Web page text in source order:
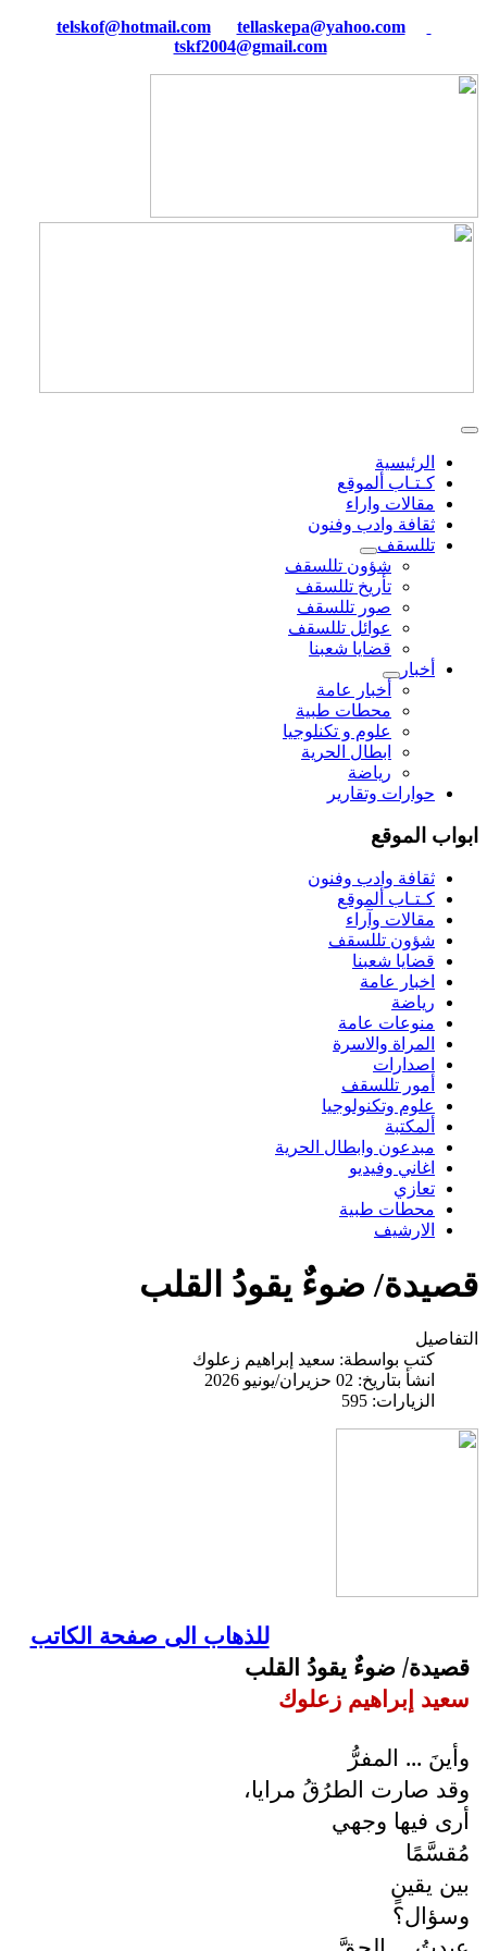
tellaskepa@yahoo.com
tskf2004@gmail.com
الرئيسية
كـتـاب ألموقع
مقالات واراء
ثقافة وادب وفنون
تللسقف
شؤون تللسقف
تأريخ تللسقف
صور تللسقف
عوائل تللسقف
قضايا شعبنا
أخبار
أخبار عامة
محطات طبية
علوم و تکنلوجیا
ابطال الحرية
رياضة
حوارات وتقارير
ابواب الموقع
ثقافة وادب وفنون
كـتـاب ألموقع
مقالات وآراء
شؤون تللسقف
قضايا شعبنا
اخبار عامة
رياضة
منوعات عامة
المراة والاسرة
اصدارات
أمور تللسقف
علوم وتكنولوجيا
ألمكتبة
مبدعون وابطال الحرية
اغاني وفيديو
تعازي
محطات طبية
الارشيف
قصيدة/ ضوءٌ يقودُ القلب
التفاصيل
كتب بواسطة: سعيد إبراهيم زعلوك
انشأ بتاريخ: 02 حزيران/يونيو 2026
الزيارات: 595
للذهاب الى صفحة الكاتب
قصيدة/ ضوءٌ يقودُ القلب
سعيد إبراهيم زعلوك
وأينَ ... المفرُّ
وقد صارت الطرُقُ مرايا،
أرى فيها وجهي
مُقسَّمًا
بين يقينٍ
وسؤال؟